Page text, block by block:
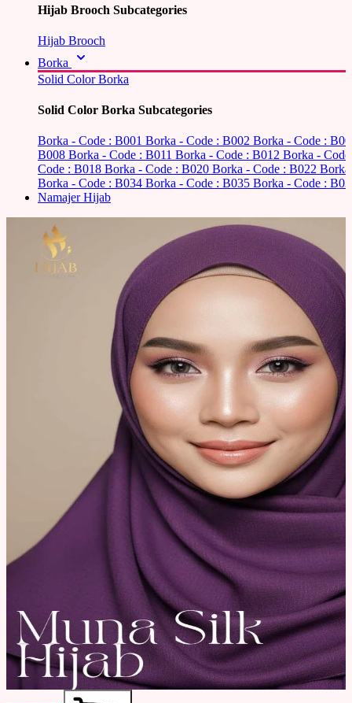
Hijab Brooch Subcategories
Hijab Brooch
Borka
Solid Color Borka
Solid Color Borka Subcategories
Borka - Code : B001 Borka - Code : B002 Borka - Code :
B008 Borka - Code : B011 Borka - Code : B012 Borka -
Code : B018 Borka - Code : B020 Borka - Code : B022
Borka - Code : B034 Borka - Code : B035 Borka - Code :
Namajer Hijab